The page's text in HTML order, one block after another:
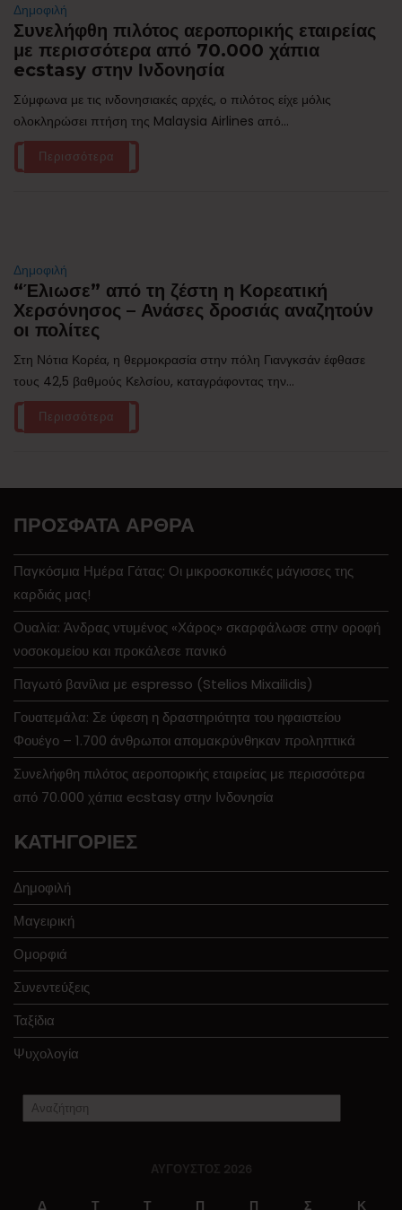
Δημοφιλή
Συνελήφθη πιλότος αεροπορικής εταιρείας
με περισσότερα από 70.000 χάπια
ecstasy στην Ινδονησία
Σύμφωνα με τις ινδονησιακές αρχές, ο πιλότος είχε μόλις
ολοκληρώσει πτήση της Malaysia Airlines από...
Περισσότερα
Δημοφιλή
“Έλιωσε” από τη ζέστη η Κορεατική
Χερσόνησος – Ανάσες δροσιάς αναζητούν
οι πολίτες
Στη Νότια Κορέα, η θερμοκρασία στην πόλη Γιανγκσάν έφθασε
τους 42,5 βαθμούς Κελσίου, καταγράφοντας την...
Περισσότερα
ΠΡΌΣΦΑΤΑ ΆΡΘΡΑ
Παγκόσμια Ημέρα Γάτας: Οι μικροσκοπικές μάγισσες της
καρδιάς μας!
Ουαλία: Άνδρας ντυμένος «Χάρος» σκαρφάλωσε στην οροφή
νοσοκομείου και προκάλεσε πανικό
Παγωτό βανίλια με espresso (Stelios Mixailidis)
Γουατεμάλα: Σε ύφεση η δραστηριότητα του ηφαιστείου
Φουέγο – 1.700 άνθρωποι απομακρύνθηκαν προληπτικά
Συνελήφθη πιλότος αεροπορικής εταιρείας με περισσότερα
από 70.000 χάπια ecstasy στην Ινδονησία
KΑΤΗΓΟΡΊΕΣ
Δημοφιλή
Μαγειρική
Ομορφιά
Συνεντεύξεις
Ταξίδια
Ψυχολογία
ΑΎΓΟΥΣΤΟΣ 2026
Δ Τ Τ Π Π Σ Κ